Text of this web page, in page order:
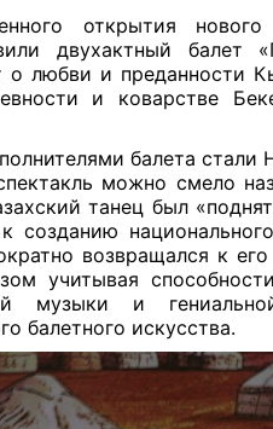
открытия нового
двухактный балет
о любви и преданности
и коварстве
балета стали
можно смело
танец был
созданию
возвращался к
учитывая
музыки и
балетного искусства.